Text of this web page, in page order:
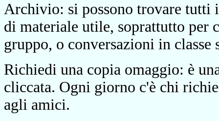
Archivio: si possono trovare tutti
di materiale utile, soprattutto per
gruppo, o conversazioni in
Richiedi una copia omaggio: è
cliccata. Ogni giorno c'è chi
agli amici.